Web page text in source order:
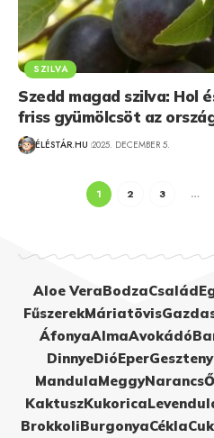
SZILVA
Szedd magad szilva: Hol
friss gyümölcsöt az
ÉLÉSTÁR.HU 2025. DECEMBER 5.
1 2 3 …
Aloe VeraBodzaCsalád
FűszerekMáriatövis
ÁfonyaAlmaAvokádó
DinnyeDióEper
MandulaMeggyNarancs
KaktuszKukorica
BrokkoliBurgonyaCékla